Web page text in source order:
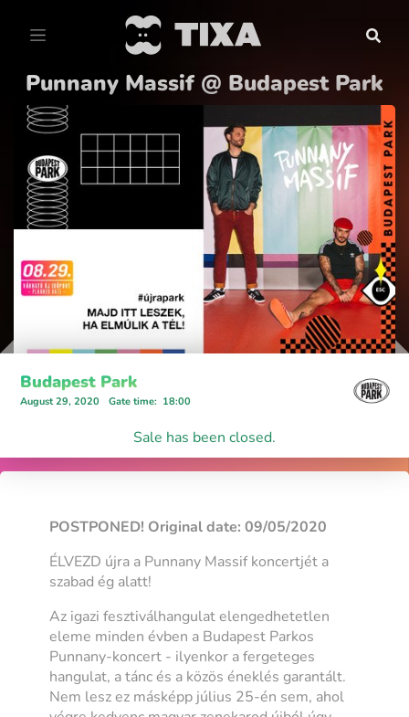
Punnany Massif @ Budapest Park
Budapest Park
August 29, 2020 Gate time: 18:00
Sale has been closed.
POSTPONED! Original date: 09/05/2020
ÉLVEZD újra a Punnany Massif koncertjét a
szabad ég alatt!
Az igazi fesztiválhangulat elengedhetetlen
eleme minden évben a Budapest Parkos
Punnany-koncert - ilyenkor a fergeteges
hangulat, a tánc és a közös éneklés garantált.
Nem lesz ez másképp július 25-én sem, ahol